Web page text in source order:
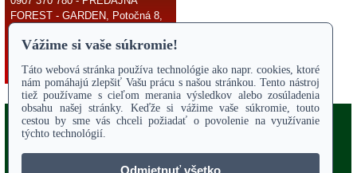
FOREST - GARDEN, Potočná 8,
Copyright 2017Odstúpiť od zmluvy
ÚVODNÁ STRANA